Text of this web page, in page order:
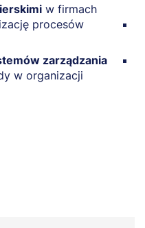
w firmach
procesów
zarządzania
w organizacji